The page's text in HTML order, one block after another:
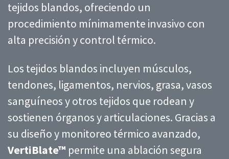
tejidos blandos, ofreciendo un
procedimiento mínimamente invasivo con
alta precisión y control térmico.
Los tejidos blandos incluyen músculos,
tendones, ligamentos, nervios, grasa, vasos
sanguíneos y otros tejidos que rodean y
sostienen órganos y articulaciones. Gracias a
su diseño y monitoreo térmico avanzado,
VertiBlate™ permite una ablación segura